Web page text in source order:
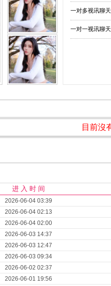
一对多视讯聊
一对一视讯聊
目前沒
进 入 时 间
2026-06-04 03:39
2026-06-04 02:13
2026-06-04 02:00
2026-06-03 14:37
2026-06-03 12:47
2026-06-03 09:34
2026-06-02 02:37
2026-06-01 19:56